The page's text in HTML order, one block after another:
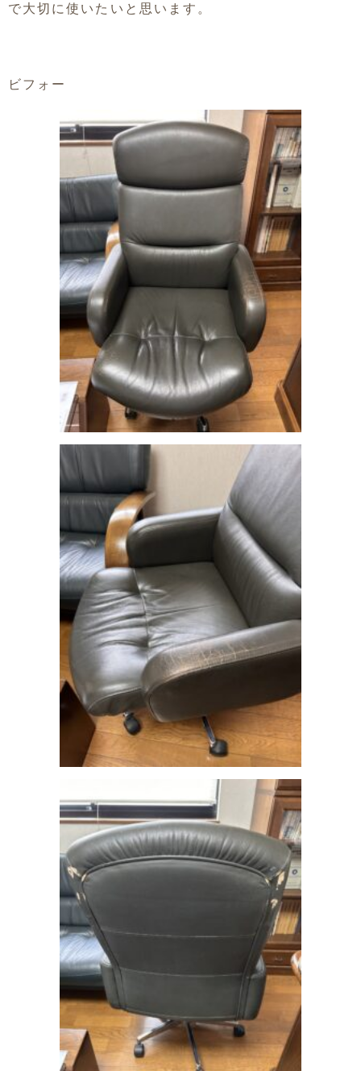
で大切に使いたいと思います。
ビフォー